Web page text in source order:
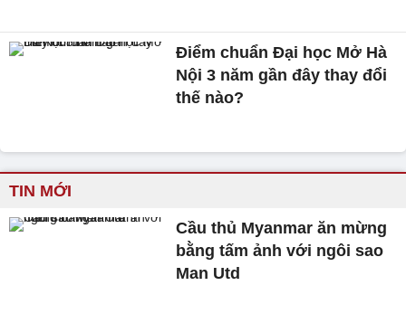
Điểm chuẩn Đại học Mở Hà
Nội 3 năm gần đây thay đổi
thế nào?
TIN MỚI
Cầu thủ Myanmar ăn mừng
bằng tấm ảnh với ngôi sao
Man Utd